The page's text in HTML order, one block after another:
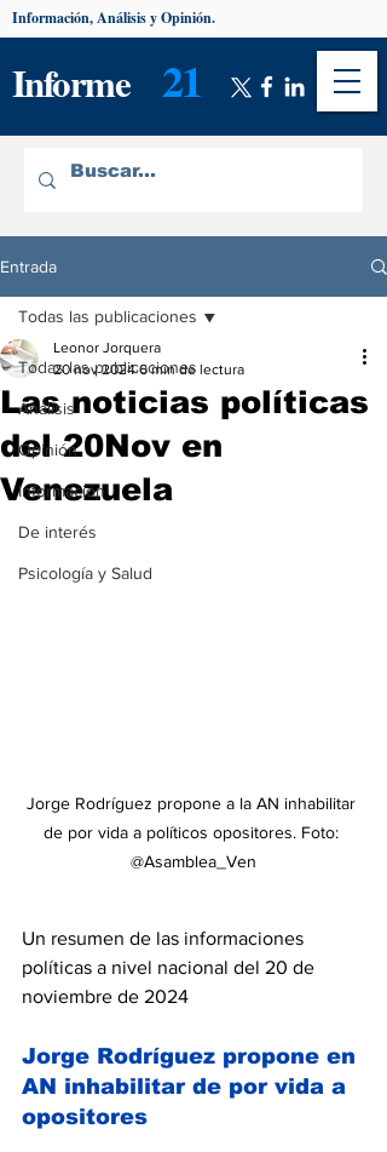
Informe 21
Información, Análisis y Opinión.
Entrada
Todas las publicaciones
Análisis
Opinión
Información
De interés
Psicología y Salud
Todas las publicaciones
Las noticias políticas
del 20Nov en
Venezuela
Leonor Jorquera
20 nov 2024 6 min de lectura
Jorge Rodríguez propone a la AN inhabilitar
de por vida a políticos opositores. Foto:
@Asamblea_Ven
Un resumen de las informaciones
políticas a nivel nacional del 20 de
noviembre de 2024
Jorge Rodríguez propone en
AN inhabilitar de por vida a
opositores